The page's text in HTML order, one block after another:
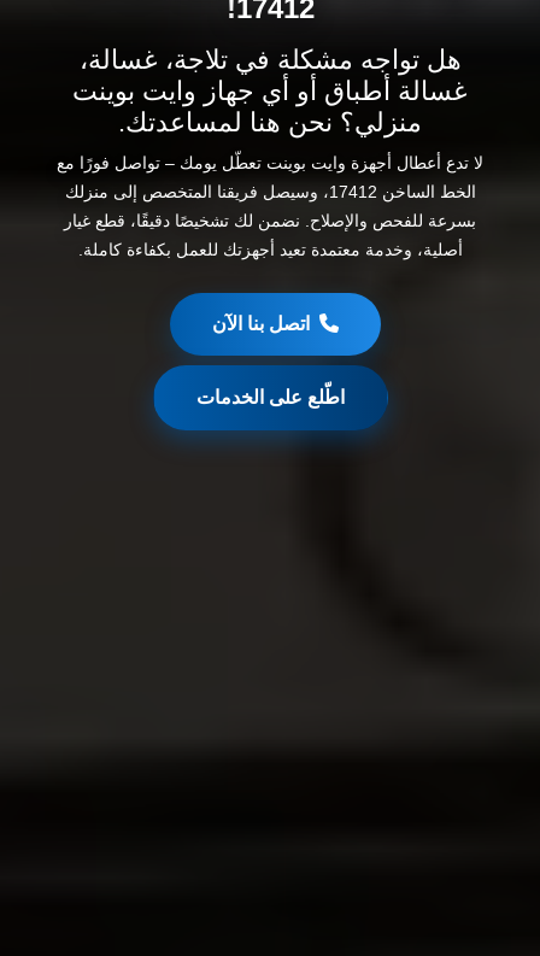
17412!
هل تواجه مشكلة في تلاجة، غسالة،
غسالة أطباق أو أي جهاز وايت بوينت
منزلي؟ نحن هنا لمساعدتك.
لا تدع أعطال أجهزة وايت بوينت تعطّل يومك – تواصل فورًا مع
الخط الساخن 17412، وسيصل فريقنا المتخصص إلى منزلك
بسرعة للفحص والإصلاح. نضمن لك تشخيصًا دقيقًا، قطع غيار
أصلية، وخدمة معتمدة تعيد أجهزتك للعمل بكفاءة كاملة.
اتصل بنا الآن
اطّلع على الخدمات